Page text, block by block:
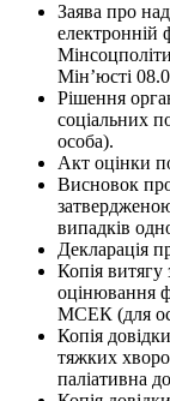
Заява про
електронній
Мін’юсті
Рішення
соціальних
особа).
Акт оцінки
Висновок
випадків
Декларація
Копія витягу
оцінювання
МСЕК (для
Копія
тяжких
паліативна